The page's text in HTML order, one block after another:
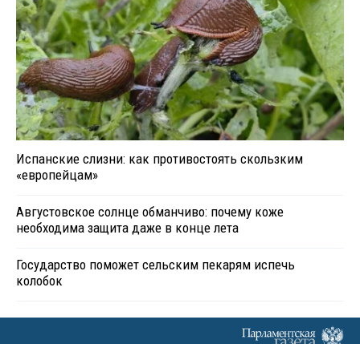
Испанские слизни: как противостоять скользким
«европейцам»
Августовское солнце обманчиво: почему коже
необходима защита даже в конце лета
Государство поможет сельским пекарям испечь
колобок